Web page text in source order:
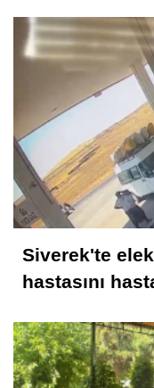
Siverek'te
hastasını